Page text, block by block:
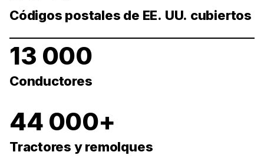
Códigos postales de EE. UU. cubiertos
13 000
Conductores
44 000+
Tractores y remolques